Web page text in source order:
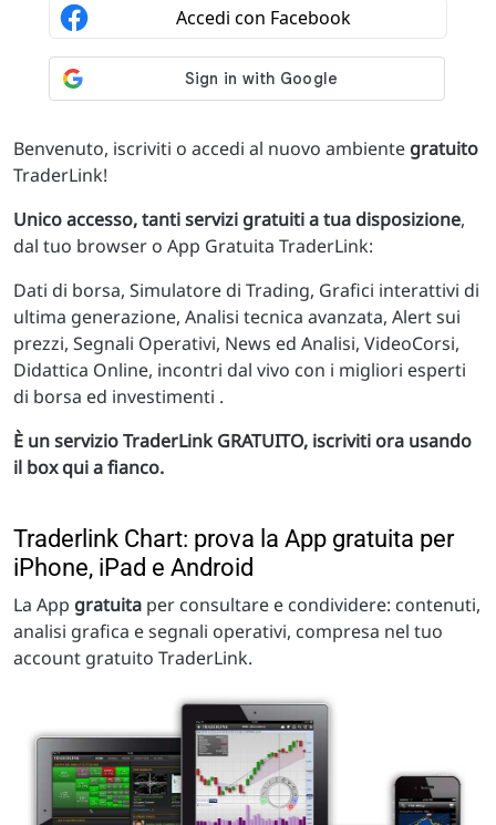
Benvenuto, iscriviti o accedi al nuovo ambiente gratuito
TraderLink!
Unico accesso, tanti servizi gratuiti a tua disposizione,
dal tuo browser o App Gratuita TraderLink:
Dati di borsa, Simulatore di Trading, Grafici interattivi di
ultima generazione, Analisi tecnica avanzata, Alert sui
prezzi, Segnali Operativi, News ed Analisi, VideoCorsi,
Didattica Online, incontri dal vivo con i migliori esperti
di borsa ed investimenti .
È un servizio TraderLink GRATUITO, iscriviti ora usando
il box qui a fianco.
Traderlink Chart: prova la App gratuita per
iPhone, iPad e Android
La App gratuita per consultare e condividere: contenuti,
analisi grafica e segnali operativi, compresa nel tuo
account gratuito TraderLink.